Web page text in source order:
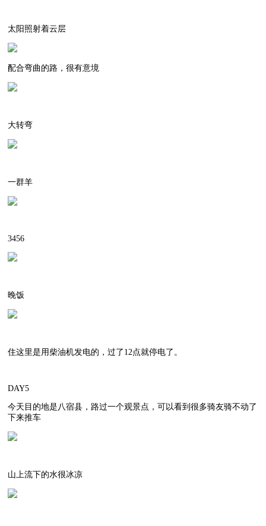
太阳照射着云层
配合弯曲的路，很有意境
大转弯
一群羊
3456
晚饭
住这里是用柴油机发电的，过了12点就停电了。
DAY5
今天目的地是八宿县，路过一个观景点，可以看到很多骑友骑不动了
下来推车
山上流下的水很冰凉